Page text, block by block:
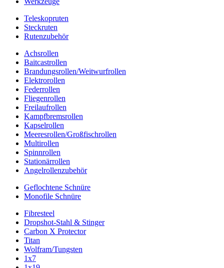
Teleskopruten
Steckruten
Rutenzubehör
Achsrollen
Baitcastrollen
Brandungsrollen/Weitwurfrollen
Elektrorollen
Federrollen
Fliegenrollen
Freilaufrollen
Kampfbremsrollen
Kapselrollen
Meeresrollen/Großfischrollen
Multirollen
Spinnrollen
Stationärrollen
Angelrollenzubehör
Geflochtene Schnüre
Monofile Schnüre
Fibresteel
Dropshot-Stahl & Stinger
Carbon X Protector
Titan
Wolfram/Tungsten
1x7